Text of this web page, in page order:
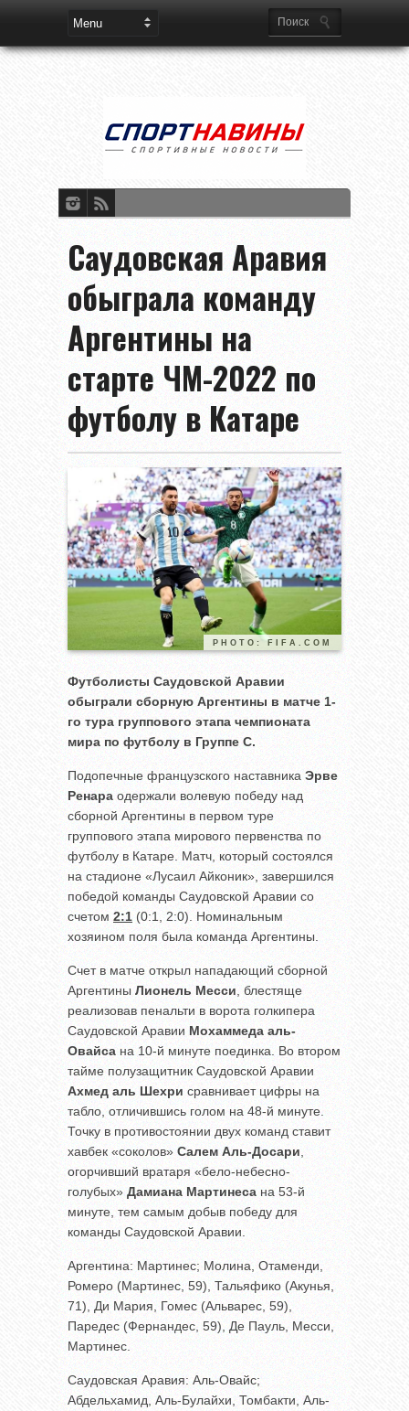
Саудовская Аравия
обыграла команду
Аргентины на
старте ЧМ-2022 по
футболу в Катаре
PHOTO: FIFA.COM
Футболисты Саудовской Аравии
обыграли сборную Аргентины в матче 1-
го тура группового этапа чемпионата
мира по футболу в Группе С.
Подопечные французского наставника Эрве
Ренара одержали волевую победу над
сборной Аргентины в первом туре
группового этапа мирового первенства по
футболу в Катаре. Матч, который состоялся
на стадионе «Лусаил Айконик», завершился
победой команды Саудовской Аравии со
счетом 2:1 (0:1, 2:0). Номинальным
хозяином поля была команда Аргентины.
Счет в матче открыл нападающий сборной
Аргентины Лионель Месси , блестяще
реализовав пенальти в ворота голкипера
Саудовской Аравии Мохаммеда аль-
Овайса на 10-й минуте поединка. Во втором
тайме полузащитник Саудовской Аравии
Ахмед аль Шехри сравнивает цифры на
табло, отличившись голом на 48-й минуте.
Точку в противостоянии двух команд ставит
хавбек «соколов» Салем Аль-Досари
огорчивший вратаря «бело-небесно-
голубых» Дамиана Мартинеса на 53-й
минуте, тем самым добыв победу для
команды Саудовской Аравии.
Аргентина: Мартинес; Молина, Отаменди,
Ромеро (Мартинес, 59), Тальяфико (Акунья,
71), Ди Мария, Гомес (Альварес, 59),
Паредес (Фернандес, 59), Де Пауль, Месси,
Мартинес.
Саудовская Аравия: Аль-Овайс;
Абдельхамид, Аль-Булайхи, Томбакти, Аль-